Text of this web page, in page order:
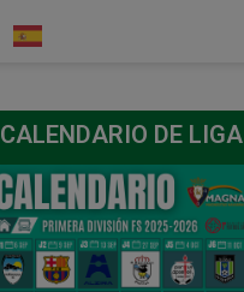
CALENDARIO DE LIGA